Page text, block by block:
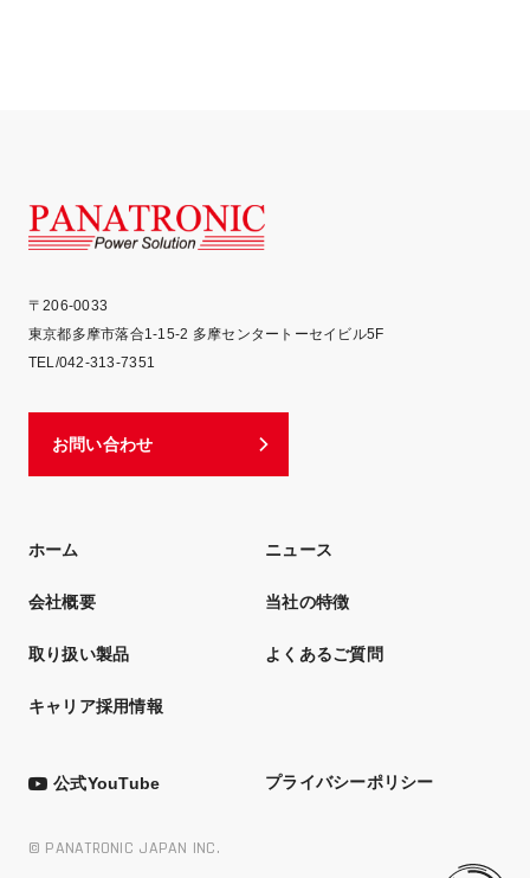
〒206-0033
東京都多摩市落合1-15-2 多摩センタートーセイビル5F
TEL/042-313-7351
お問い合わせ
ホーム ニュース
会社概要 当社の特徴
取り扱い製品 よくあるご質問
キャリア採用情報
公式YouTube プライバシーポリシー
© PANATRONIC JAPAN INC.